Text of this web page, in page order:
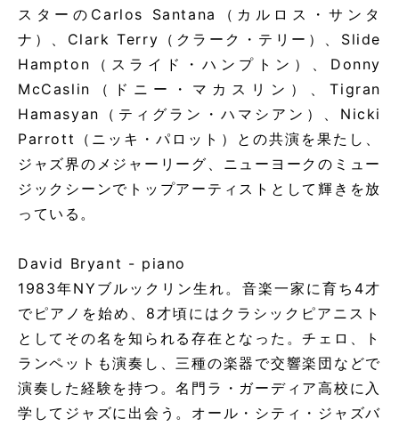
スターのCarlos Santana（カルロス・サンタ
ナ）、Clark Terry（クラーク・テリー）、Slide
Hampton（スライド・ハンプトン）、Donny
McCaslin（ドニー・マカスリン）、Tigran
Hamasyan（ティグラン・ハマシアン）、Nicki
Parrott（ニッキ・パロット）との共演を果たし、
ジャズ界のメジャーリーグ、ニューヨークのミュー
ジックシーンでトップアーティストとして輝きを放
っている。
David Bryant - piano
1983年NYブルックリン生れ。音楽一家に育ち4才
でピアノを始め、8才頃にはクラシックピアニスト
としてその名を知られる存在となった。チェロ、ト
ランペットも演奏し、三種の楽器で交響楽団などで
演奏した経験を持つ。名門ラ・ガーディア高校に入
学してジャズに出会う。オール・シティ・ジャズバ